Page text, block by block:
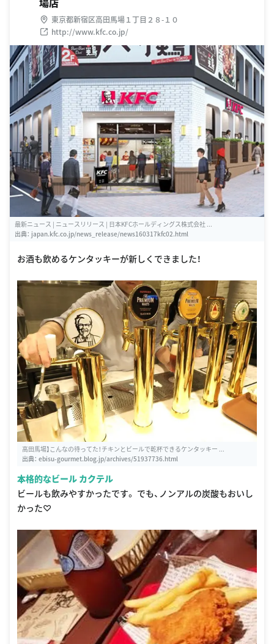
東京都新宿区高田馬場１丁目２８-１０
http://www.kfc.co.jp/
最新ニュース | ニュースリリース | 日本KFCホールディングス株式会社 ...
出典： japan.kfc.co.jp/news_release/news160317kfc02.html
お酒も飲めるケンタッキーが新しくできました！
高田馬場】こんなの待ってた！チキンとビールで乾杯できるケンタッキー ...
出典： ebisu-gourmet.blog.jp/archives/51937736.html
本格的なビール カクテル
ビールも飲みやすかったです。 でも、ノンアルの炭酸もおいし
かった♡